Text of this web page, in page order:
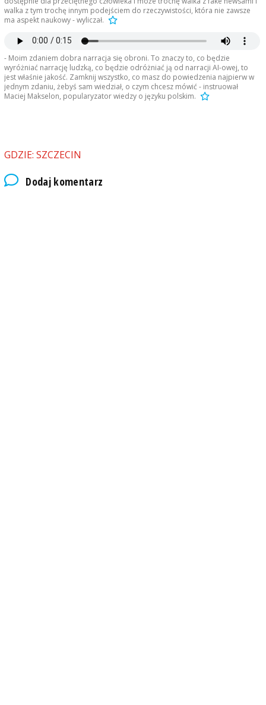
walka z tym trochę innym podejściem do rzeczywistości, która nie zawsze
ma aspekt naukowy - wyliczał.
- Moim zdaniem dobra narracja się obroni. To znaczy to, co będzie
wyróżniać narrację ludzką, co będzie odróżniać ją od narracji AI-owej, to
jest właśnie jakość. Zamknij wszystko, co masz do powiedzenia najpierw w
jednym zdaniu, żebyś sam wiedział, o czym chcesz mówić - instruował
Maciej Makselon, popularyzator wiedzy o języku polskim.
GDZIE: SZCZECIN
Dodaj komentarz